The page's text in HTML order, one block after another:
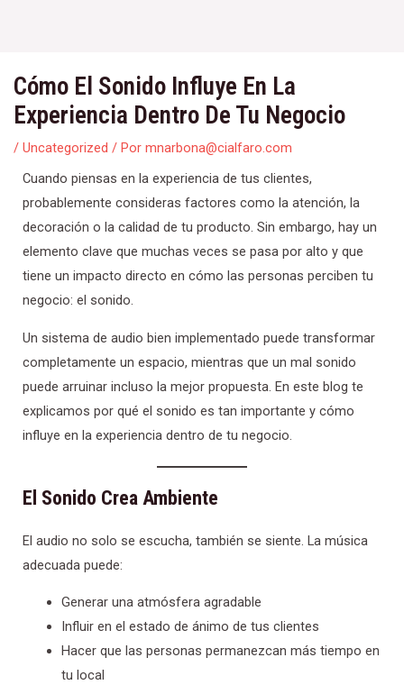
Cómo El Sonido Influye En La
Experiencia Dentro De Tu Negocio
/ Uncategorized / Por mnarbona@cialfaro.com
Cuando piensas en la experiencia de tus clientes,
probablemente consideras factores como la atención, la
decoración o la calidad de tu producto. Sin embargo, hay un
elemento clave que muchas veces se pasa por alto y que
tiene un impacto directo en cómo las personas perciben tu
negocio: el sonido.
Un sistema de audio bien implementado puede transformar
completamente un espacio, mientras que un mal sonido
puede arruinar incluso la mejor propuesta. En este blog te
explicamos por qué el sonido es tan importante y cómo
influye en la experiencia dentro de tu negocio.
El Sonido Crea Ambiente
El audio no solo se escucha, también se siente. La música
adecuada puede:
Generar una atmósfera agradable
Influir en el estado de ánimo de tus clientes
Hacer que las personas permanezcan más tiempo en
tu local
entradas